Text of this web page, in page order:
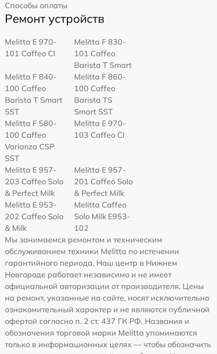
Способы оплаты
Ремонт устройств
Melitta Е 970-
101 Caffeo CI
Melitta F 830-
101 Caffeo
Barista T Smart
Melitta F 840-
100 Caffeo
Barista T Smart
SST
Melitta F 860-
100 Caffeo
Barista TS
Smart SST
Melitta F 580-
100 Caffeo
Varianza CSP
SST
Melitta Е 970-
103 Caffeo CI
Melitta E 957-
203 Caffeo Solo
& Perfect Milk
Melitta E 957-
201 Caffeo Solo
& Perfect Milk
Melitta Е 953-
202 Caffeo Solo
& Milk
Melitta Caffeo
Solo Milk E953-
102
Мы занимаемся ремонтом и техническим
обслуживанием техники Melitta по истечении
гарантийного периода. Наш центр в Нижнем
Новгороде работает независимо и не имеет
официальной авторизации от производителя. Цены
на ремонт, указанные на сайте, носят исключительно
ознакомительный характер и не являются публичной
офертой согласно п. 2 ст. 437 ГК РФ. Названия и
обозначения торговой марки Melitta упоминаются
только в информационных целях — чтобы обозначить